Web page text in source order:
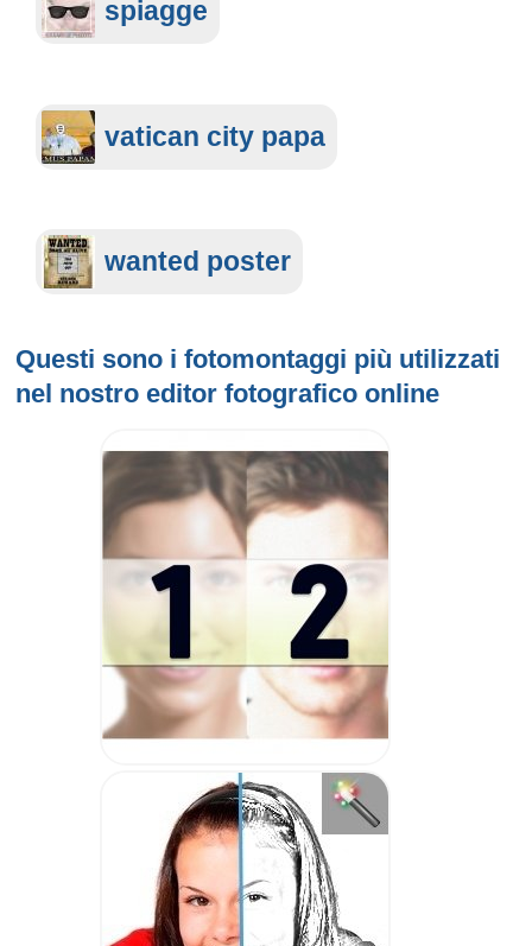
spiagge
vatican city papa
wanted poster
Questi sono i fotomontaggi più utilizzati
nel nostro editor fotografico online